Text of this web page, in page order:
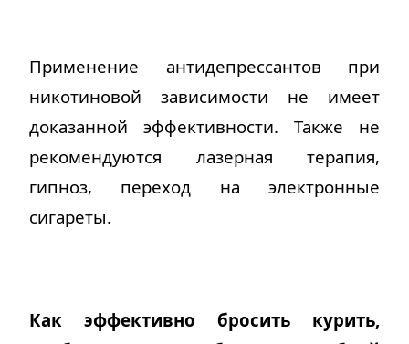
Применение антидепрессантов при
никотиновой зависимости не имеет
доказанной эффективности. Также не
рекомендуются лазерная терапия,
гипноз, переход на электронные
сигареты.
Как эффективно бросить курить,